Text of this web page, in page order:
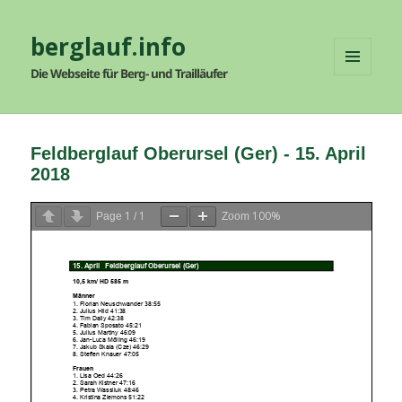
berglauf.info
Die Webseite für Berg- und Trailläufer
WIDGETS
Feldberglauf Oberursel (Ger) - 15. April
2018
Page 1 / 1 Zoom 100%